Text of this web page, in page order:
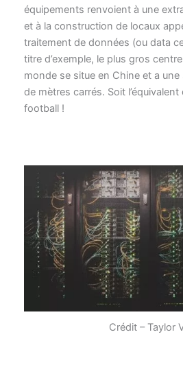
équipements renvoient à une
et à la construction de locaux
traitement de données (ou data
titre d’exemple, le plus gros
monde se situe en Chine et a une
de mètres carrés. Soit
football !
Crédit – Taylor